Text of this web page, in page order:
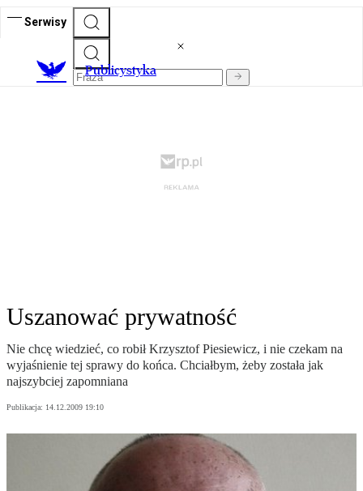
Serwisy
Publicystyka
Uszanować prywatność
Nie chcę wiedzieć, co robił Krzysztof Piesiewicz, i nie czekam na
wyjaśnienie tej sprawy do końca. Chciałbym, żeby została jak
najszybciej zapomniana
Publikacja: 14.12.2009 19:10